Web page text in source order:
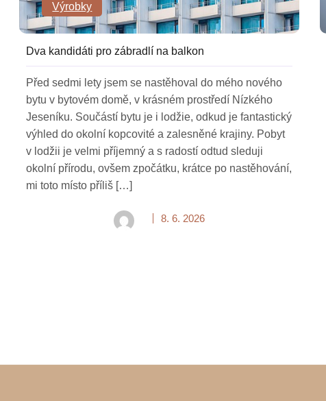
Výrobky
Dva kandidáti pro zábradlí na balkon
Před sedmi lety jsem se nastěhoval do mého nového
bytu v bytovém domě, v krásném prostředí Nízkého
Jeseníku. Součástí bytu je i lodžie, odkud je fantastický
výhled do okolní kopcovité a zalesněné krajiny. Pobyt
v lodžii je velmi příjemný a s radostí odtud sleduji
okolní přírodu, ovšem zpočátku, krátce po nastěhování,
mi toto místo příliš […]
8. 6. 2026